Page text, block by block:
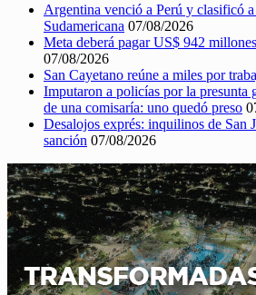
Argentina venció a Perú y clasificó
Sudamericana 07/08/2026
Meta deberá pagar US$ 942
07/08/2026
San Cayetano reúne a miles por
Imputaron a policías por la presunta
de una comisaría: uno quedó preso
Desalojos exprés: inquilinos de San
sanción 07/08/2026